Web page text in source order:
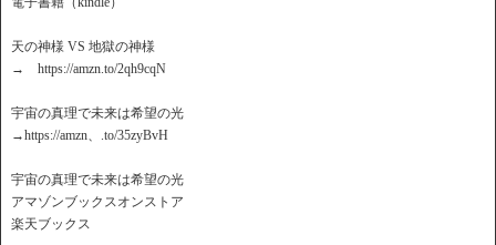
天の神様 VS 地獄の神様
→ https://amzn.to/2qh9cqN
宇宙の真理で未来は希望の光
→https://amzn、.to/35zyBvH
宇宙の真理で未来は希望の光
アマゾンブックスオンストア
楽天ブックス